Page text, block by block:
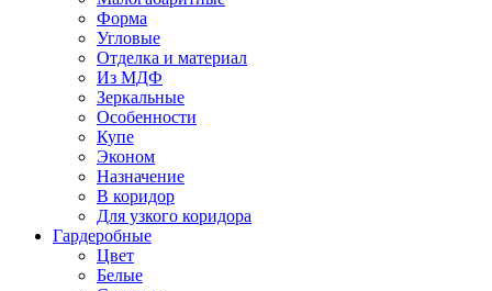
Форма
Угловые
Отделка и материал
Из МДФ
Зеркальные
Особенности
Купе
Эконом
Назначение
В коридор
Для узкого коридора
Гардеробные
Цвет
Белые